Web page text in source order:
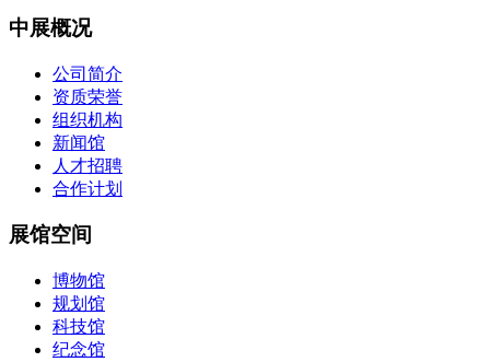
中展概况
公司简介
资质荣誉
组织机构
新闻馆
人才招聘
合作计划
展馆空间
博物馆
规划馆
科技馆
纪念馆